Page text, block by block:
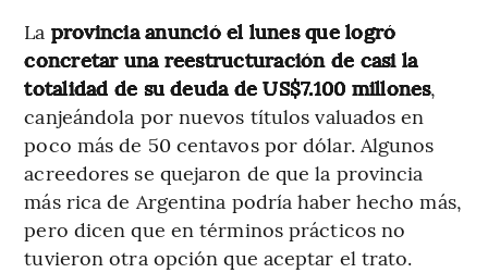
La provincia anunció el lunes que logró
concretar una reestructuración de casi la
totalidad de su deuda de US$7.100 millones,
canjeándola por nuevos títulos valuados en
poco más de 50 centavos por dólar. Algunos
acreedores se quejaron de que la provincia
más rica de Argentina podría haber hecho más,
pero dicen que en términos prácticos no
tuvieron otra opción que aceptar el trato.